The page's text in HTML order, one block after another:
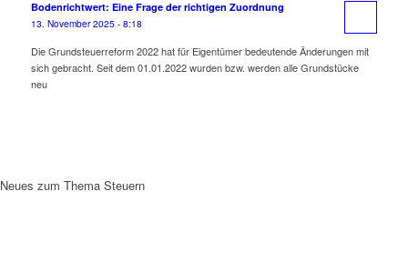
Bodenrichtwert: Eine Frage der richtigen Zuordnung
13. November 2025 - 8:18
Die Grundsteuerreform 2022 hat für Eigentümer bedeutende Änderungen mit
sich gebracht. Seit dem 01.01.2022 wurden bzw. werden alle Grundstücke
neu
Neues zum Thema Steuern